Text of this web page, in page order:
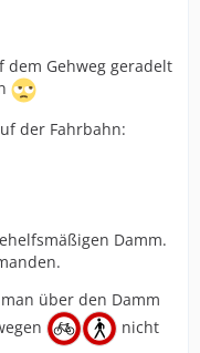
Gehweg geradelt
der Fahrbahn:
Damm.
über den Damm
nicht